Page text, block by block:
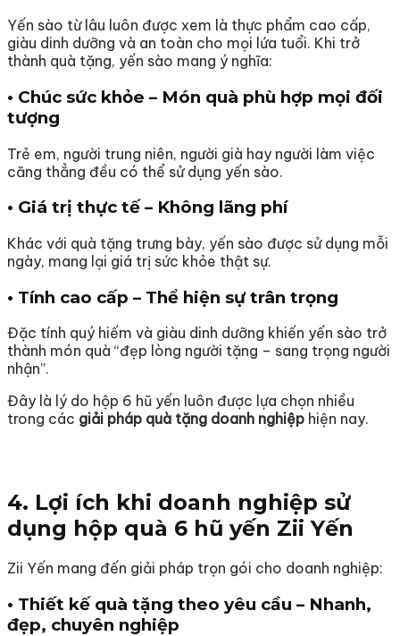
Yến sào từ lâu luôn được xem là thực phẩm cao cấp,
giàu dinh dưỡng và an toàn cho mọi lứa tuổi. Khi trở
thành quà tặng, yến sào mang ý nghĩa:
• Chúc sức khỏe – Món quà phù hợp mọi đối
tượng
Trẻ em, người trung niên, người già hay người làm việc
căng thẳng đều có thể sử dụng yến sào.
• Giá trị thực tế – Không lãng phí
Khác với quà tặng trưng bày, yến sào được sử dụng mỗi
ngày, mang lại giá trị sức khỏe thật sự.
• Tính cao cấp – Thể hiện sự trân trọng
Đặc tính quý hiếm và giàu dinh dưỡng khiến yến sào trở
thành món quà “đẹp lòng người tặng – sang trọng người
nhận”.
Đây là lý do hộp 6 hũ yến luôn được lựa chọn nhiều
trong các giải pháp quà tặng doanh nghiệp hiện nay.
4. Lợi ích khi doanh nghiệp sử
dụng hộp quà 6 hũ yến Zii Yến
Zii Yến mang đến giải pháp trọn gói cho doanh nghiệp:
• Thiết kế quà tặng theo yêu cầu – Nhanh,
đẹp, chuyên nghiệp